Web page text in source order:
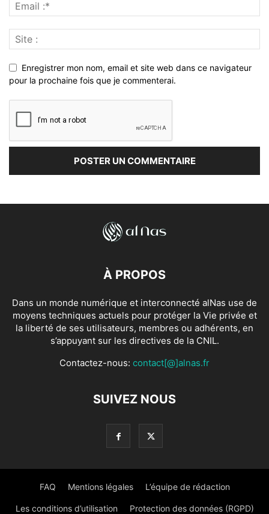
Enregistrer mon nom, email et site web dans ce navigateur
pour la prochaine fois que je commenterai.
À PROPOS
Dans un monde numérique et interconnecté alNas use de
moyens techniques actuels pour protéger la Vie privée et
la liberté de ses utilisateurs, membres ou adhérents, en
s’appuyant sur les directives de la CNIL.
Contactez-nous: contact[@]alnas.fr
SUIVEZ NOUS
FAQ Mentions légales L’équipe de rédaction
Les conditions d’utilisation Protection des données (RGPD)